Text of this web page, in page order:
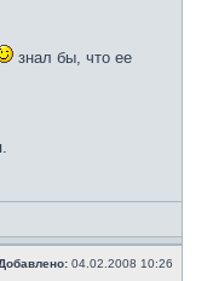
знал бы, что ее
04.02.2008 10:26